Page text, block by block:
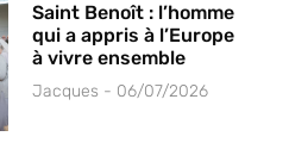
Saint Benoît : l’homme
qui a appris à l’Europe
à vivre ensemble
Jacques 06/07/2026